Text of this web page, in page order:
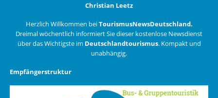
Christian Leetz
Herzlich Willkommen beiTourismusNewsDeutschland.
Dreimal wöchentlich informiert Sie dieser kostenlose Newsdienst
über das Wichtigste im Deutschlandtourismus. Kompakt und
unabhängig.
Empfängerstruktur